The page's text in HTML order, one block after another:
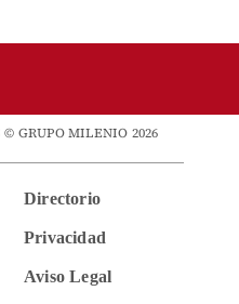
© GRUPO MILENIO 2026
Directorio
Privacidad
Aviso Legal